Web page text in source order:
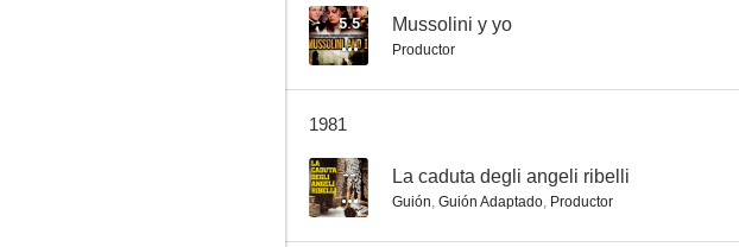
5.5 Mussolini y yo
Productor
1981
-- La caduta degli angeli ribelli
Guión, Guión Adaptado, Productor